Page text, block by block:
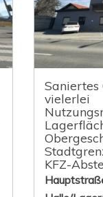
Saniertes
vielerlei
KFZ-